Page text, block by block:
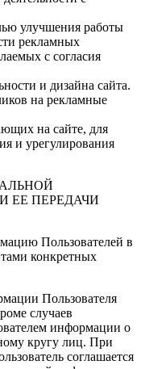
улучшения работы
рекламных
с согласия
и дизайна сайта.
на рекламные
на сайте, для
и урегулирования
ЕЕ ПЕРЕДАЧИ
Пользователей в
конкретных
Пользователя
случаев
информации о
кругу лиц. При
соглашается